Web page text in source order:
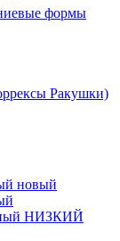
формы
Ракушки)
новый
НИЗКИЙ